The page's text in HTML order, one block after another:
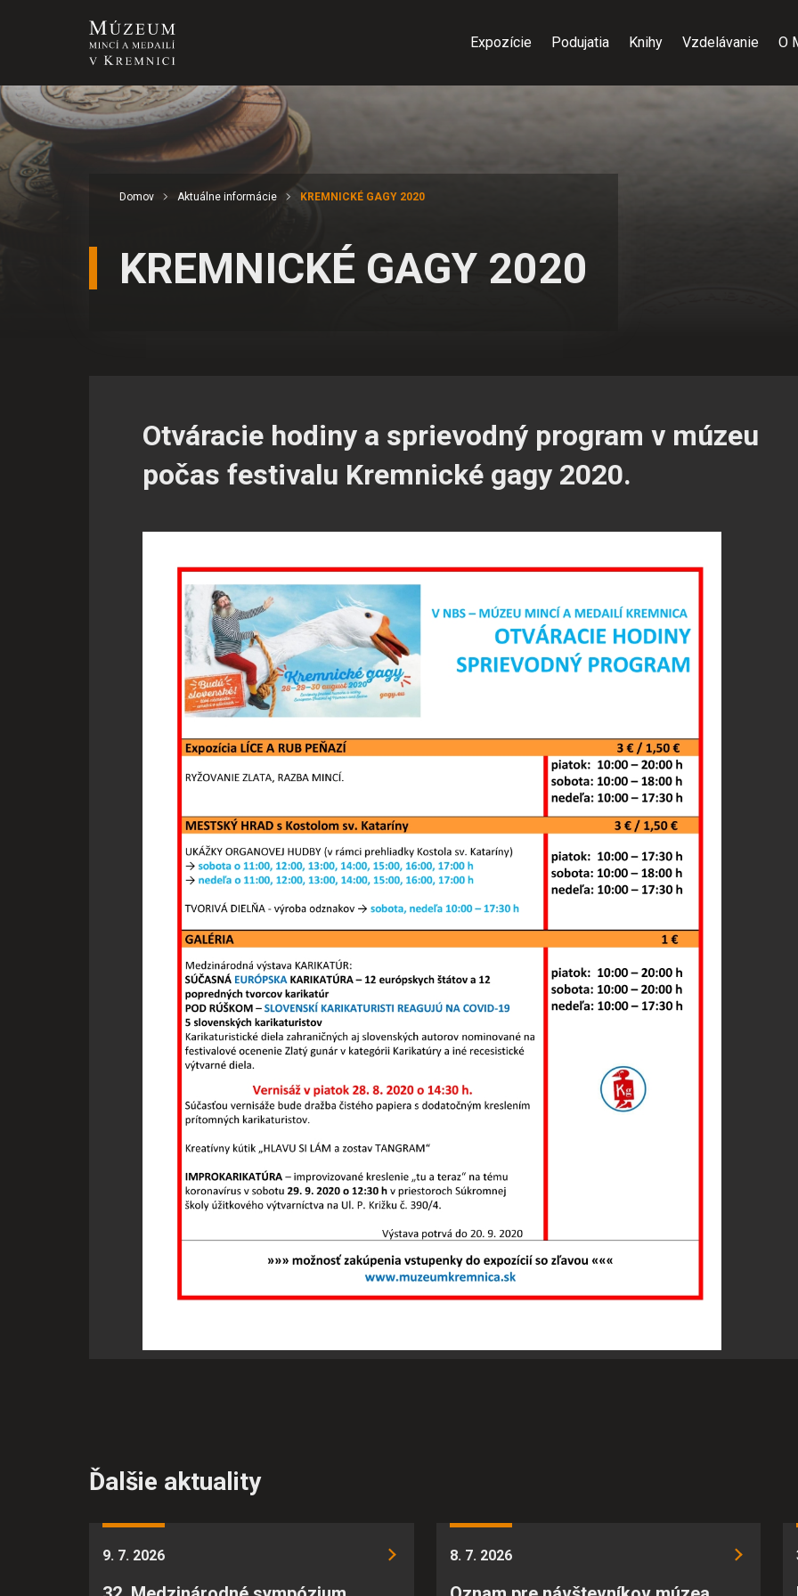
Expozície Podujatia Knihy Vzdelávanie O
Domov Aktuálne informácie KREMNICKÉ GAGY 2020
KREMNICKÉ GAGY 2020
Otváracie hodiny a sprievodný program v múzeu
počas festivalu Kremnické gagy 2020.
Ďalšie aktuality
9. 7. 2026 8. 7. 2026
Súhlas s používaním cookies
Cookies sú malé súbory, ktoré sa dočasne ukladajú vo vašom počítači a pomáhajú nám k
na našich stránkach. Cookies používame na poskytovanie funkcií sociálnych sietí a na
Zo zákona môžeme na vašom zariadení ukladať iba súbory cookie, ktoré sú nevyhnutné pre
pomôžete nám tak naše stránky a služby zlepšovať. Svoj súhlas s používaním cookies na
samozrejme kedykoľvek zmeniť alebo odvolať.
Vyberte úroveň cookies, ktorú chcete povoliť
Technické cookies
Technické súbory cookie sú pre prevádzku nevyhnutné a pomáhajú urobiť webové stránky
umožňujú základné funkcie, ako je navigácia na stránke a prístup k zabezpečeným oblastiam
súborov cookie nemôže web správne fungovať.
Analytické cookies
Analytické cookies pomáhajú prevádzkovateľovi stránok pochopiť, ako návštevníci stránok
stránky optimalizovať a ponúknuť im lepšiu skúsenosť. Všetky dáta sa zbierajú anonymne a
POVOLIŤ VŠETKO